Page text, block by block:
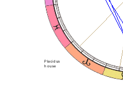
Placidus
house